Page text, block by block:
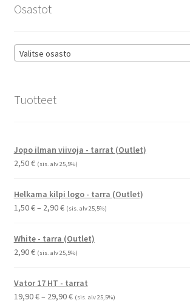
Osastot
Valitse osasto
Tuotteet
Jopo ilman viivoja - tarrat (Outlet)
2,50€ (sis. alv 25,5%)
Helkama kilpi logo - tarra (Outlet)
1,50€– 2,90€Hintaluokka:
-
2,90 €
(sis. alv 25,5%)
White - tarra (Outlet)
2,90€ (sis. alv 25,5%)
Vator 17 HT - tarrat
19,90€– 29,90€Hintaluokka:
(sis. alv 25,5%)